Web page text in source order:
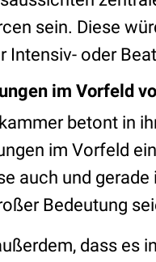
sein. Diese
Intensiv- oder
im Vorfeld
betont in
im Vorfeld
auch und
Bedeutung
dass es